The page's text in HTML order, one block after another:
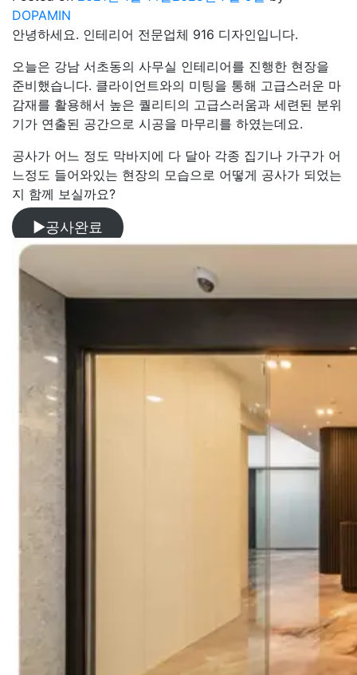
DOPAMIN
안녕하세요. 인테리어 전문업체 916 디자인입니다.
오늘은 강남 서초동의 사무실 인테리어를 진행한 현장을
준비했습니다. 클라이언트와의 미팅을 통해 고급스러운 마
감재를 활용해서 높은 퀄리티의 고급스러움과 세련된 분위
기가 연출된 공간으로 시공을 마무리를 하였는데요.
공사가 어느 정도 막바지에 다 달아 각종 집기나 가구가 어
느정도 들어와있는 현장의 모습으로 어떻게 공사가 되었는
지 함께 보실까요?
▶공사완료